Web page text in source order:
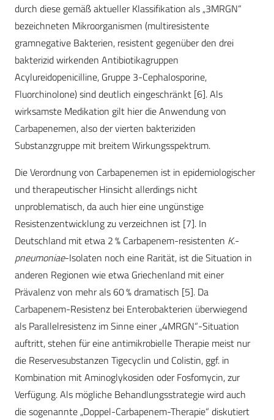
durch diese gemäß aktueller Klassifikation als „3MRGN“
bezeichneten Mikroorganismen (multiresistente
gramnegative Bakterien, resistent gegenüber den drei
bakterizid wirkenden Antibiotikagruppen
Acylureidopenicilline, Gruppe 3-Cephalosporine,
Fluorchinolone) sind deutlich eingeschränkt [6]. Als
wirksamste Medikation gilt hier die Anwendung von
Carbapenemen, also der vierten bakteriziden
Substanzgruppe mit breitem Wirkungsspektrum.
Die Verordnung von Carbapenemen ist in epidemiologischer
und therapeutischer Hinsicht allerdings nicht
unproblematisch, da auch hier eine ungünstige
Resistenzentwicklung zu verzeichnen ist [7]. In
Deutschland mit etwa 2 % Carbapenem-resistenten K.-
pneumoniae-Isolaten noch eine Rarität, ist die Situation in
anderen Regionen wie etwa Griechenland mit einer
Prävalenz von mehr als 60 % dramatisch [5]. Da
Carbapenem-Resistenz bei Enterobakterien überwiegend
als Parallelresistenz im Sinne einer „4MRGN“-Situation
auftritt, stehen für eine antimikrobielle Therapie meist nur
die Reservesubstanzen Tigecyclin und Colistin, ggf. in
Kombination mit Aminoglykosiden oder Fosfomycin, zur
Verfügung. Als mögliche Behandlungsstrategie wird auch
die sogenannte „Doppel-Carbapenem-Therapie“ diskutiert